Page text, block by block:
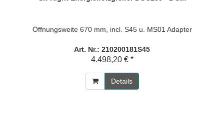
Öffnungsweite 670 mm, incl. S45 u. MS01 Adapter
Art. Nr.: 210200181S45
4.498,20 € *
Details